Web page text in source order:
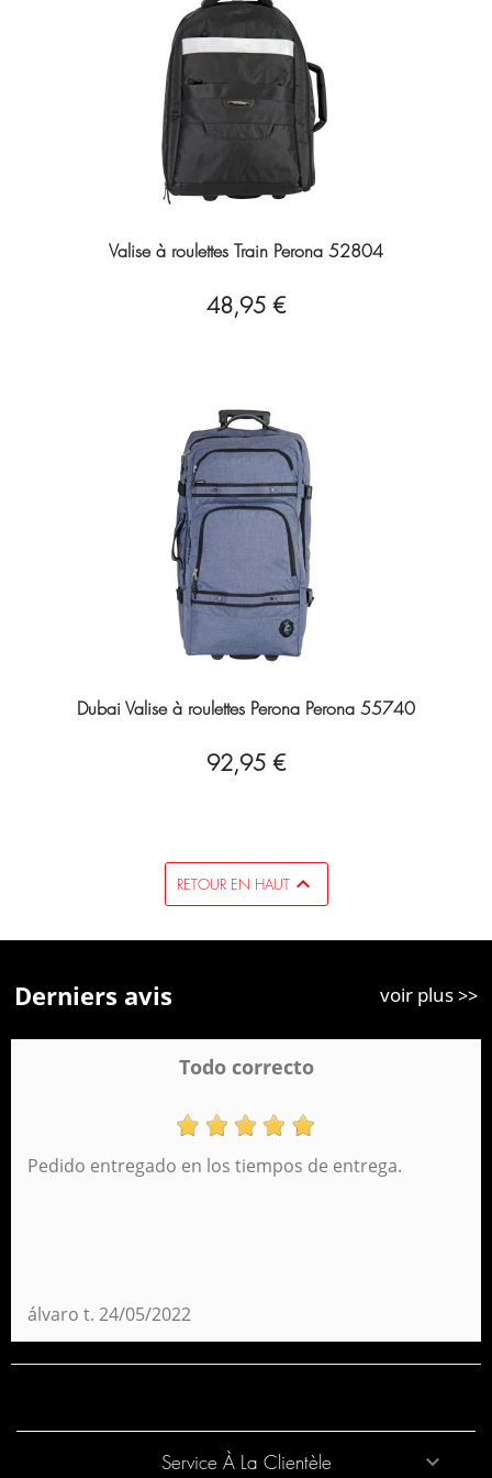
Valise à roulettes Train Perona 52804
48,95 €
Dubai Valise à roulettes Perona Perona 55740
92,95 €
RETOUR EN HAUT
Derniers avis voir plus >>
Todo correcto
Pedido entregado en los tiempos de entrega.
álvaro t. 24/05/2022
Service À La Clientèle 